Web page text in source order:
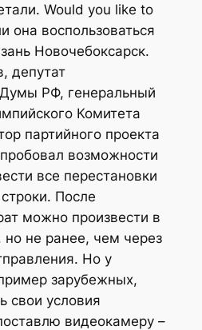
Would you like to
она воспользоваться
Новочебоксарск.
депутат
РФ, генеральный
Комитета
партийного проекта
возможности
все перестановки
После
можно произвести в
но не ранее, чем через
Но у
зарубежных,
свои условия
видеокамеру –